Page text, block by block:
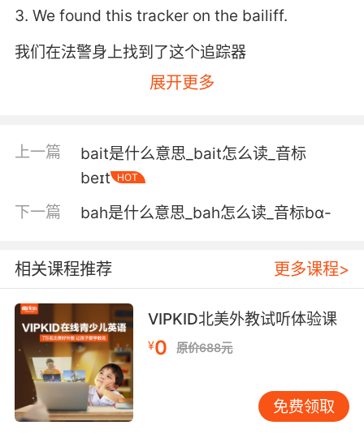
3. We found this tracker on the bailiff.
我们在法警身上找到了这个追踪器
4. You killed the bailiff during my trial.
5. My bailiff thinks it has a curse on it.
valued at once.
联系专门收债人 马上估价他们的财产
7. If you have any questions, please
communicate them through the bailiff.
如果你们还有问题 请通过法警传达
8. He killed the bailiff, he didn't kill the judge.
展开更多
上一篇
bait是什么意思_bait怎么读_音标
beɪt
HOT
下一篇 bah是什么意思_bah怎么读_音标bɑ-
相关课程推荐 更多课程>
VIPKID北美外教试听体验课
¥0 原价688元
免费领取